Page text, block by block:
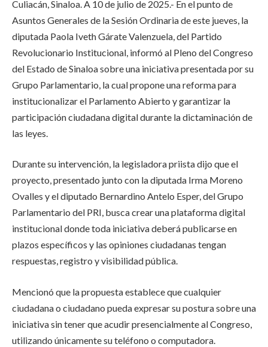
Culiacán, Sinaloa. A 10 de julio de 2025.- En el punto de
Asuntos Generales de la Sesión Ordinaria de este jueves, la
diputada Paola Iveth Gárate Valenzuela, del Partido
Revolucionario Institucional, informó al Pleno del Congreso
del Estado de Sinaloa sobre una iniciativa presentada por su
Grupo Parlamentario, la cual propone una reforma para
institucionalizar el Parlamento Abierto y garantizar la
participación ciudadana digital durante la dictaminación de
las leyes.
Durante su intervención, la legisladora priista dijo que el
proyecto, presentado junto con la diputada Irma Moreno
Ovalles y el diputado Bernardino Antelo Esper, del Grupo
Parlamentario del PRI, busca crear una plataforma digital
institucional donde toda iniciativa deberá publicarse en
plazos específicos y las opiniones ciudadanas tengan
respuestas, registro y visibilidad pública.
Mencionó que la propuesta establece que cualquier
ciudadana o ciudadano pueda expresar su postura sobre una
iniciativa sin tener que acudir presencialmente al Congreso,
utilizando únicamente su teléfono o computadora.